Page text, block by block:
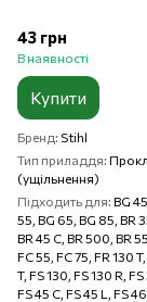
43 грн
В наявності
Купити
Бренд Stihl
Тип приладдя
(ущільнення)
Підходить для BG
55, BG 65, BG 85, BR
BR 45 C, BR 500, BR
FC 55, FC 75, FR 130
T, FS 130, FS 130 R, FS
FS 45 C, FS 45 L, FS